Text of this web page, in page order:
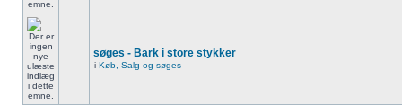
søges - Bark i store stykker
i Køb, Salg og søges